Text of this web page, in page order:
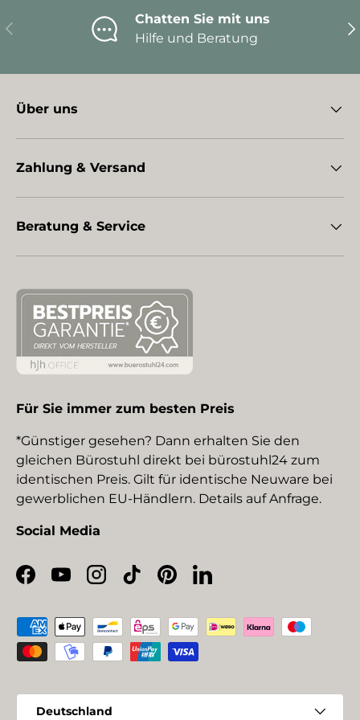
Vorherige
Chatten Sie mit uns
Hilfe und Beratung
Über uns
Zahlung & Versand
Beratung & Service
Für Sie immer zum besten Preis
*Günstiger gesehen? Dann erhalten Sie den
gleichen Bürostuhl direkt bei bürostuhl24 zum
identischen Preis. Gilt für identische Neuware bei
gewerblichen EU-Händlern. Details auf Anfrage.
Social Media
Facebook
YouTubeInstagram
TikTokPinterestLinkedIn
Zahlungsmethoden
Deutschland